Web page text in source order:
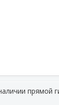
прямой